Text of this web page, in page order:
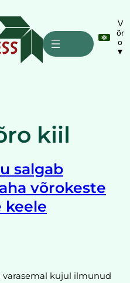
V
õr
o
▼
kiil
salgab
võrokeste
keele
varasemal kujul ilmunud